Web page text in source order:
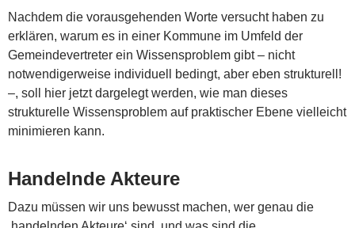
Nachdem die vorausgehenden Worte versucht haben zu
erklären, warum es in einer Kommune im Umfeld der
Gemeindevertreter ein Wissensproblem gibt – nicht
notwendigerweise individuell bedingt, aber eben strukturell!
–, soll hier jetzt dargelegt werden, wie man dieses
strukturelle Wissensproblem auf praktischer Ebene vielleicht
minimieren kann.
Handelnde Akteure
Dazu müssen wir uns bewusst machen, wer genau die